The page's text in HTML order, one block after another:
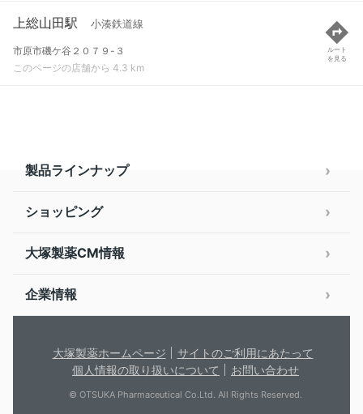
上総山田駅 小湊鉄道線
市原市磯ケ谷２０７９-３
このページの店舗から 4.3 km
ルート
を見る
製品ラインナップ
ショッピング
大塚製薬CM情報
企業情報
大塚製薬ホームページ
サイトのご利用にあたって
個人情報の取り扱いについて
お問い合わせ
© OTSUKA Pharmaceutical Co.Ltd. All Rights Reserved.